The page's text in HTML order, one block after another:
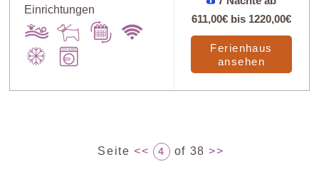
Einrichtungen
611,00€ bis 1220,00€
Ferienhaus
ansehen
Seite << 4 of 38 >>